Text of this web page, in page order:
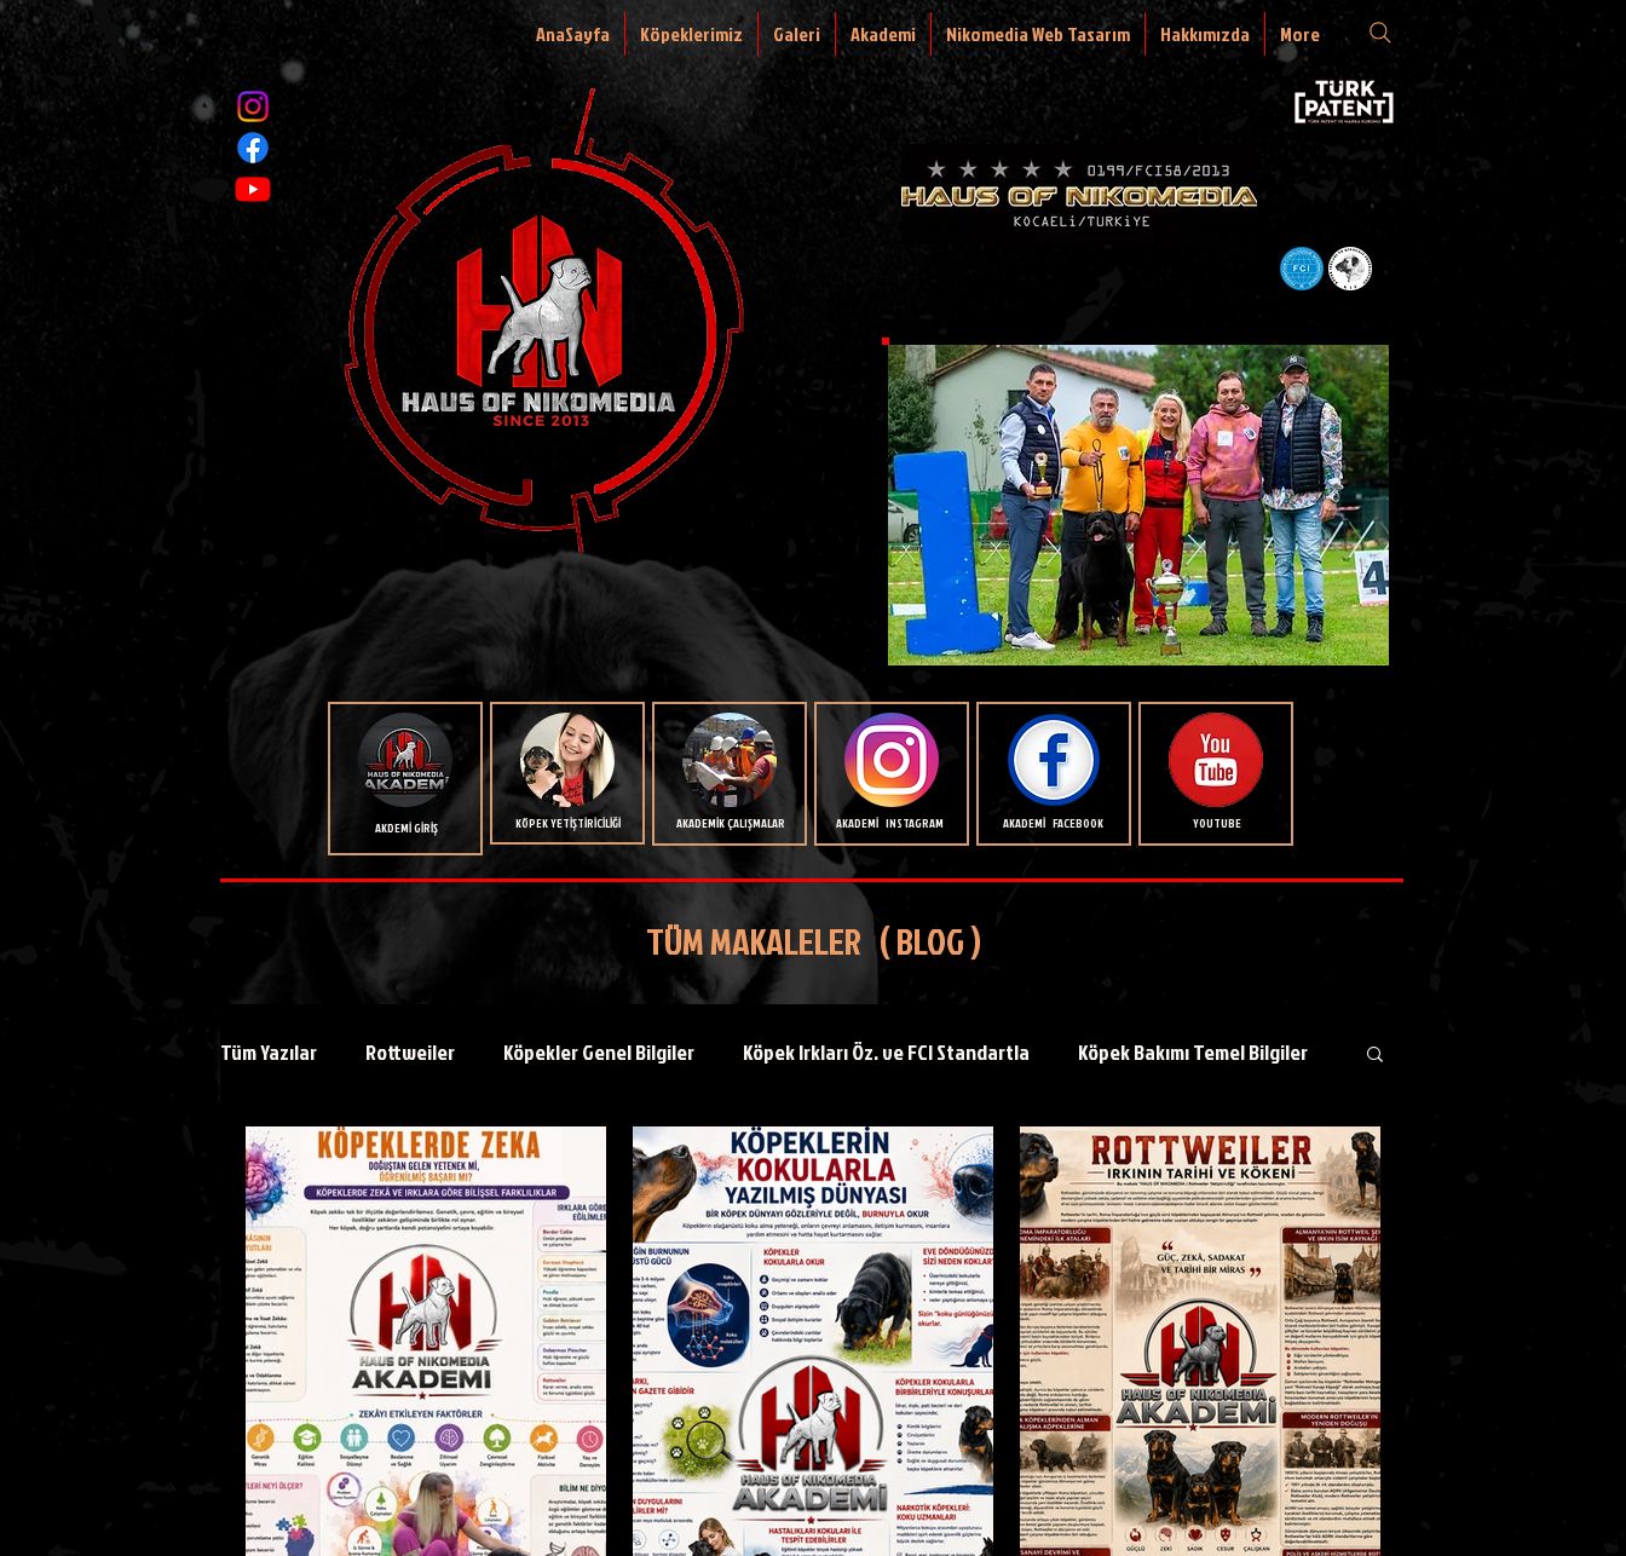
AnaSayfa Köpeklerimiz Galeri Akademi Nikomedia Web Tasarım Hakkımızda More
AKDEMİ GİRİŞ KÖPEK YETİŞTİRİCİLİĞİ AKADEMİK ÇALIŞMALAR AKADEMİ INSTAGRAM AKADEMİ FACEBOOK YOUTUBE
TÜM MAKALELER ( BLOG )
Tüm Yazılar Rottweiler Köpekler Genel Bilgiler Köpek Irkları Öz. ve FCI Standartla Köpek Bakımı Temel Bilgiler
Köpeklerde Beslenme Köpek Eğitimi Köpek Hastalıkları Köpekler İçin Sağlık Önerileri Kediler Genel Bilgiler
Kedi Bakımı Temel Bilgiler Kedilerde Beslenme Kediler İçin Sağlık Önerileri Kedi Hastalıkları
AKADEMİ SEVİYE 1 Bölüm 1 – Rottweiler Irkı Tanımak Köpek Davranışları AKADEMİ SEVİYE 2 AKADEMİ SEVİYE 3